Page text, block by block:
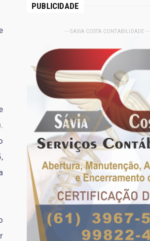
PUBLICIDADE
- - SAVIA COSTA CONTABILIDADE - -